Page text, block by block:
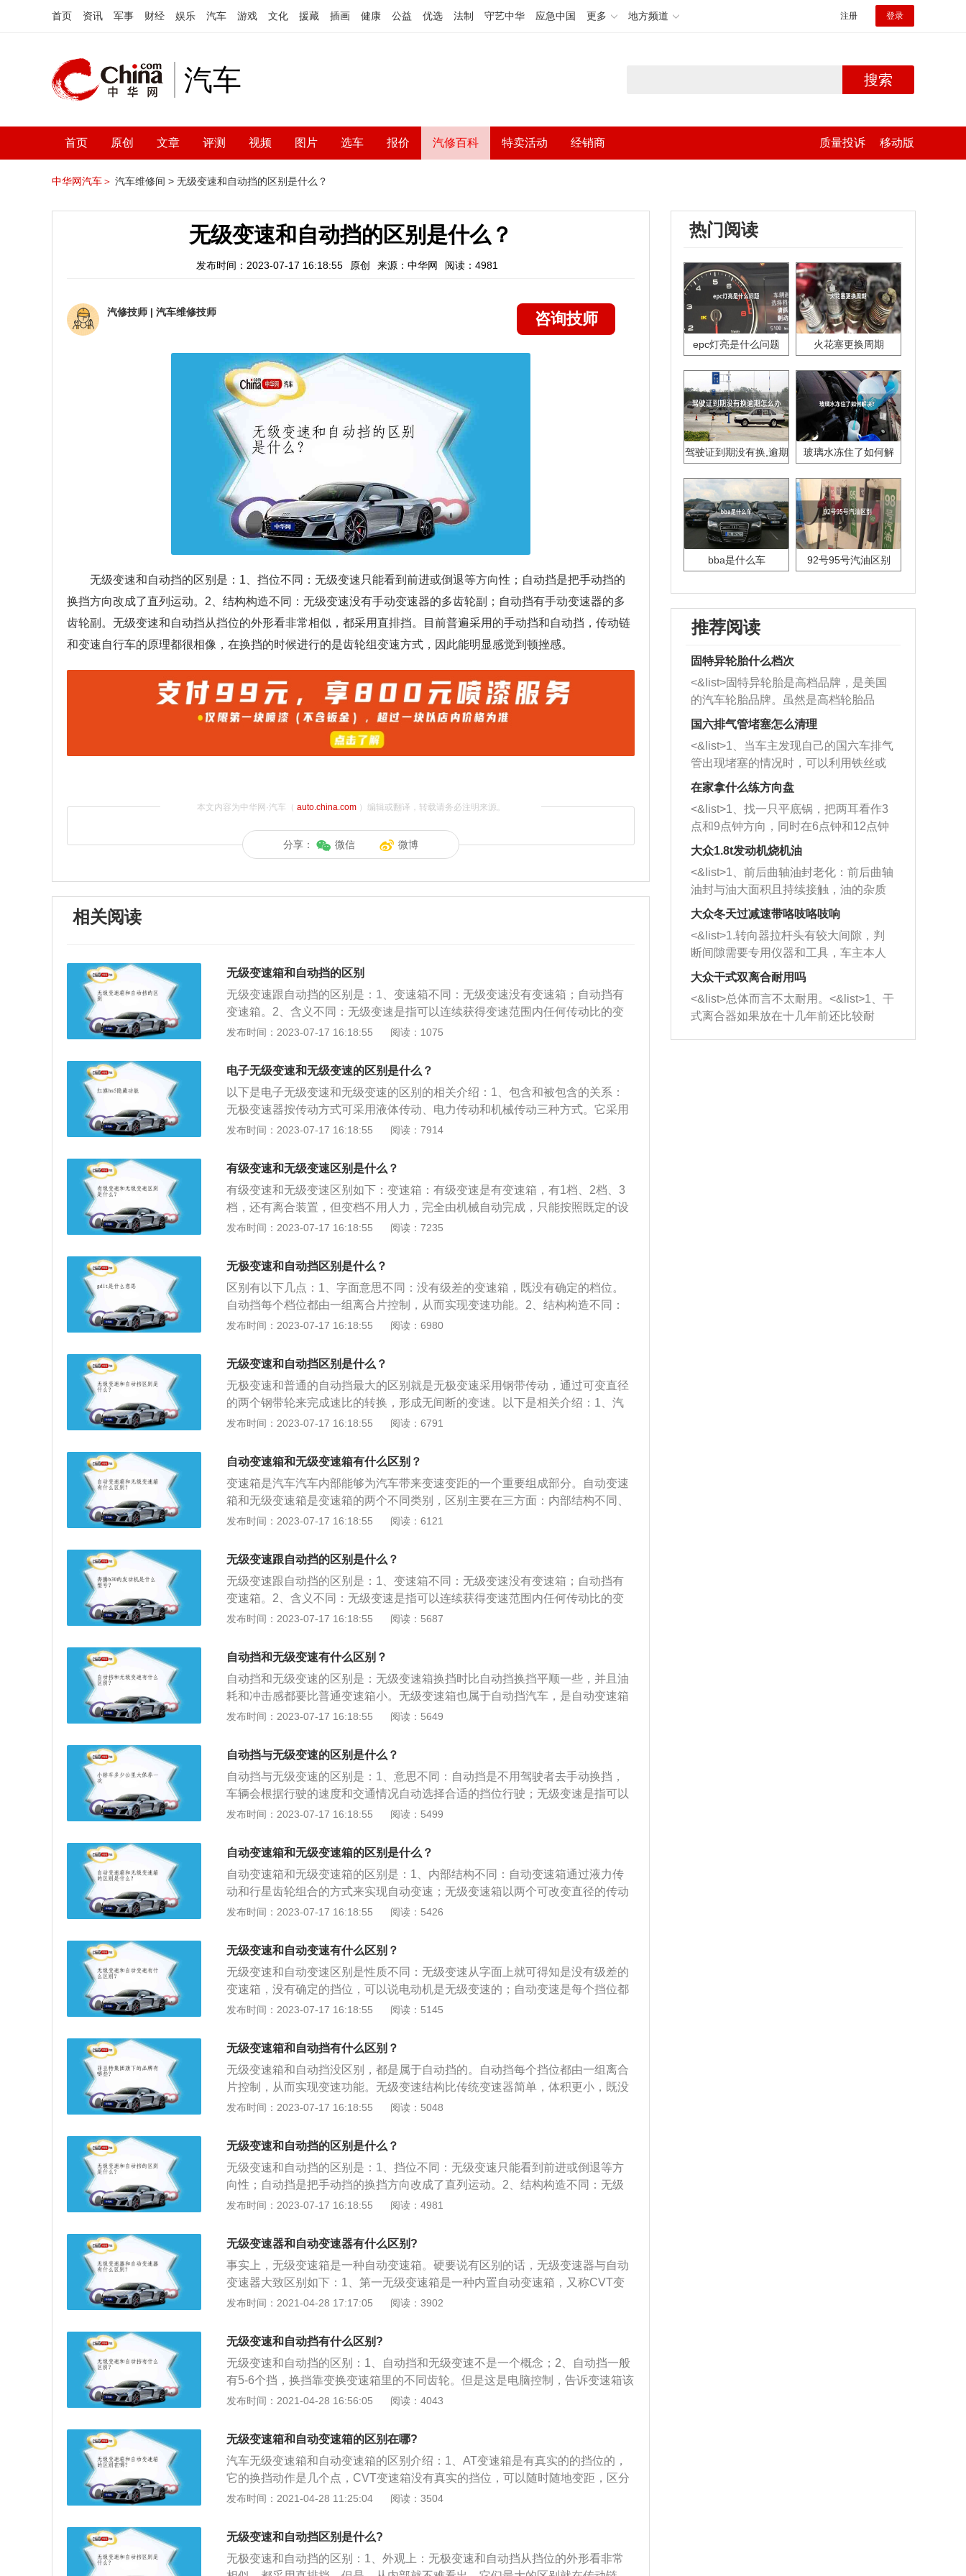
首页 资讯 军事 财经 娱乐 汽车 游戏 文化 援藏 插画 健康 公益 优选 法制 守艺中华 应急中国 更多 地方频道 注册 登录
汽车 搜索
首页 原创 文章 评测 视频 图片 选车 报价 汽修百科 特卖活动 经销商 质量投诉 移动版
中华网汽车＞ 汽车维修间 > 无级变速和自动挡的区别是什么？
无级变速和自动挡的区别是什么？
发布时间：2023-07-17 16:18:55 原创 来源：中华网 阅读：4981
汽修技师 | 汽车维修技师 咨询技师
无级变速和自动挡的区别是：1、挡位不同：无级变速只能看到前进或倒退等方向性；自动挡是把手动挡的
换挡方向改成了直列运动。2、结构构造不同：无级变速没有手动变速器的多齿轮副；自动挡有手动变速器的多
齿轮副。无级变速和自动挡从挡位的外形看非常相似，都采用直排挡。目前普遍采用的手动挡和自动挡，传动链
和变速自行车的原理都很相像，在换挡的时候进行的是齿轮组变速方式，因此能明显感觉到顿挫感。
本文内容为中华网·汽车（ auto.china.com）编辑或翻译，转载请务必注明来源。
分享： 微信 微博
相关阅读
无级变速箱和自动挡的区别
无级变速跟自动挡的区别是：1、变速箱不同：无级变速没有变速箱；自动挡有
变速箱。2、含义不同：无级变速是指可以连续获得变速范围内任何传动比的变
速系统；自动挡是指不用驾驶者去手动换挡，车辆会根据行驶的速度和交通情况
十分平稳，没有突跳的感觉；自动挡使汽车的车速变化平稳，没有传统变速器换
挡时那种顿的感觉。4、结构区别:CVT由两组传动盘和相同的传送带组成，而自
动挡由液压控制的齿轮传动系统组成，这意味着自动变速器和手动变速器的结构
相同，但CVT不同。5、变速方式的区别:自动档可以根据你的行驶速度自动改
变。无级变速器的方式不是通过齿轮来换挡，而是通过液压、电磁滑动、DC电
发布时间：2023-07-17 16:18:55 阅读：1075
电子无级变速和无级变速的区别是什么？
以下是电子无级变速和无级变速的区别的相关介绍：1、包含和被包含的关系：
无极变速器按传动方式可采用液体传动、电力传动和机械传动三种方式。它采用
传动带和工作直径可变的主、从动轮相配合来传递动力，可以实现传动比的连续
磁滑动式无极变速器在异步电动机中安装一电磁滑差离合器，通过改变其励磁电
流来调速，这属于一种较为落后的调速方式。直流电动机式通过改变磁通或改变
电枢电压实现调速。交流电动机式通过变极、调压和变频进行调速。3、传动的
特点不同机械传动的特点主要是转速稳定，滑动率小，工作可靠，具有恒功率机
械特性，传动效率较高，而且结构简单，维修方便，价格相对便宜；但零部件加
小功率传动。
发布时间：2023-07-17 16:18:55 阅读：7914
有级变速和无级变速区别是什么？
有级变速和无级变速区别如下：变速箱：有级变速是有变速箱，有1档、2档、3
档，还有离合装置，但变档不用人力，完全由机械自动完成，只能按照既定的设
计要求通过操纵机构分级进行变速，在自动变速器方面有应用。无级变速是指没
是以连续获得变速范围内任何传动比的变速系统。它的优点是加速快，平稳，没
有像有级变速的冲击感，油耗低。通过无级变速可以得到传动系与发动机工况最
佳匹配。
发布时间：2023-07-17 16:18:55 阅读：7235
无极变速和自动挡区别是什么？
区别有以下几点：1、字面意思不同：没有级差的变速箱，既没有确定的档位。
自动挡每个档位都由一组离合片控制，从而实现变速功能。2、结构构造不同：
无级变速结构比传统变速器简单，体积更小，既没有手动变速器的众多齿轮副，
变化。3、档位变化不同：自动档只是把手动挡的换档方向改成了直列运动，从
运动方向上能实现自动运动，但仍然是由低速到高度一级级的加减档。而无极变
速，从外观上已经看不见档位的递增递减标识，只能看到前进、倒退等方向性的
区别。无级变速在高速超车，高速过弯均比自动挡平稳。
发布时间：2023-07-17 16:18:55 阅读：6980
无级变速和自动挡区别是什么？
无极变速和普通的自动挡最大的区别就是无极变速采用钢带传动，通过可变直径
的两个钢带轮来完成速比的转换，形成无间断的变速。以下是相关介绍：1、汽
车变速箱类型：汽车的变速箱可分为手动变速箱（MT）和自动变速箱（AT）两
速箱）、AMT（半自动变速箱）、DTC（双离合变速箱）和CVT（无级变速箱）
这四种。无级变速其实就是自动挡的一种变速箱形式。2、CVT无级变速箱的优
点：由于没有了一般自动挡变速箱的传动齿轮，也就没有了自动挡变速箱的换挡
过程，由此带来的换档顿挫感也随之消失，因此CVT变速箱的动力输出在实际驾
驶中非常平顺。而且CVT的传动系统理论上挡位可以无限多，挡位设定更为自
易达到。3、CVT无级变速箱的缺点：相比传统自动挡变速箱而言，CVT应用于
汽车时间不长，这意味着CVT维护保养的成本比较高。CVT变速箱承受得扭矩有
限，除了奥迪A6的Multitronic变速箱，一般的CVT变速箱不能承受较大的载荷，
发布时间：2023-07-17 16:18:55 阅读：6791
自动变速箱和无级变速箱有什么区别？
变速箱是汽车汽车内部能够为汽车带来变速变距的一个重要组成部分。自动变速
箱和无级变速箱是变速箱的两个不同类别，区别主要在三方面：内部结构不同、
技术特性不同、工作原理不同。具体介绍如下：一、内部结构不同1、自动变速
行星齿轮机构、换挡执行机构、换挡控制系统、换挡操纵机构等装置组成。2.、
无级变速箱：以两个可改变直径的传动轮，中间套上传动带来传动，是将传动带
两端绕在一个锥形带轮上，带轮的外径大小靠油压大小进行无级的变化。二、技
术特性不同1、自动变速箱：变速比不是间断的点，而是一系列连续的值，从而
能更好地协调车辆外界行驶条件与发动机负载，可充分发挥发动机潜力，提高整
2、无级变速箱：可以在相当宽的范围内实现无级变速，从而获得传动系与发动
机工况的最佳匹配，提高整车的燃油经济性。三、工作原理不同1、自动变速
箱：发动机启动后，曲轴通过飞轮带动泵轮旋转，因旋转产生的离心力使泵轮叶
园周向的分速度，又有冲向涡轮的轴向分速度。2、无级变速箱：主动轮组和从
侧则固定。可动盘与固定盘都是锥面结构，它们的锥面形成V型槽来与V型金属传
动带啮合。
发布时间：2023-07-17 16:18:55 阅读：6121
无级变速跟自动挡的区别是什么？
无级变速跟自动挡的区别是：1、变速箱不同：无级变速没有变速箱；自动挡有
变速箱。2、含义不同：无级变速是指可以连续获得变速范围内任何传动比的变
速系统；自动挡是指不用驾驶者去手动换挡，车辆会根据行驶的速度和交通情况
十分平稳，没有突跳的感觉；自动挡使汽车的车速变化平稳，没有传统变速器换
挡时那种顿的感觉。
发布时间：2023-07-17 16:18:55 阅读：5687
自动挡和无级变速有什么区别？
自动挡和无级变速的区别是：无级变速箱换挡时比自动挡换挡平顺一些，并且油
耗和冲击感都要比普通变速箱小。无级变速箱也属于自动挡汽车，是自动变速箱
的升级版，和自动挡挡位的外形相似，都采用直排挡，内部的区别在传动链上，
有明显的顿挫感。自动挡是不用驾驶者去手动换挡，车辆会根据行驶的速度和交
通情况自动选择合适的挡位行驶。无级变速是自动挡车型变速箱中的一种，指可
以连续获得变速范围内任何传动比的变速系统。
发布时间：2023-07-17 16:18:55 阅读：5649
自动挡与无级变速的区别是什么？
自动挡与无级变速的区别是：1、意思不同：自动挡是不用驾驶者去手动换挡，
车辆会根据行驶的速度和交通情况自动选择合适的挡位行驶；无级变速是指可以
连续获得变速范围内任何传动比的变速系统。2、变速箱不同：自动挡有变速
动钥匙发动车辆；2、右脚踩住刹车，放下手刹；3、将挡位从p挡换到d挡；4、
挡位换到d挡后，右脚缓缓抬起刹车即可。
发布时间：2023-07-17 16:18:55 阅读：5499
自动变速箱和无级变速箱的区别是什么？
自动变速箱和无级变速箱的区别是：1、内部结构不同：自动变速箱通过液力传
动和行星齿轮组合的方式来实现自动变速；无级变速箱以两个可改变直径的传动
轮，中间套上传动带来传动。2、技术特性不同：自动变速箱变速比不是间断的
不同：自动变速箱发动机启动后，曲轴通过飞轮带动泵轮旋转；无级变速箱主动
轮组和从动轮组都由可动盘和固定盘组成，与油缸靠近的一侧带轮可以在轴上滑
动，另一侧是固定的。
发布时间：2023-07-17 16:18:55 阅读：5426
无级变速和自动变速有什么区别？
无级变速和自动变速区别是性质不同：无级变速从字面上就可得知是没有级差的
变速箱，没有确定的挡位，可以说电动机是无级变速的；自动变速是每个挡位都
由一组离合片控制，从而实现变速功能，自动变速箱采用电磁阀对离合片进行控
动、自动两种，手动变速箱主要由齿轮和轴组成，通过不同的齿轮组合产生变速
变矩；自动变速箱AT是由液力变扭器、行星齿轮、液压变距系统和液压操纵系统
组成，通过液力传递和齿轮组合的方式来达到变速变矩。
发布时间：2023-07-17 16:18:55 阅读：5145
无级变速箱和自动挡有什么区别？
无级变速箱和自动挡没区别，都是属于自动挡的。自动挡每个挡位都由一组离合
片控制，从而实现变速功能。无级变速结构比传统变速器简单，体积更小，既没
有手动变速器的众多齿轮副，也没有自动变速器复杂的行星齿轮组，主要靠两组
运动，从运动方向上能实现自动运动，但仍然是由低速到高度一级级的加减挡。
无极变速从外观上已经看不见挡位的递增递减标识，只能看到前进、倒退等方向
性的区别。无级变速在高速超车，高速过弯均比自动挡平稳。
发布时间：2023-07-17 16:18:55 阅读：5048
无级变速和自动挡的区别是什么？
无级变速和自动挡的区别是：1、挡位不同：无级变速只能看到前进或倒退等方
向性；自动挡是把手动挡的换挡方向改成了直列运动。2、结构构造不同：无级
变速没有手动变速器的多齿轮副；自动挡有手动变速器的多齿轮副。无级变速和
挡，传动链和变速自行车的原理都很相像，在换挡的时候进行的是齿轮组变速方
式，因此能明显感觉到顿挫感。
发布时间：2023-07-17 16:18:55 阅读：4981
无级变速器和自动变速器有什么区别?
事实上，无级变速箱是一种自动变速箱。硬要说有区别的话，无级变速器与自动
变速器大致区别如下：1、第一无级变速箱是一种内置自动变速箱，又称CVT变
速箱，比自动变速箱换挡更平稳；2、自动变速器，有固定几个传动比，有挡位
的，也就是说，它分为一、二、三、四挡，每个挡位的传动比是固定的，无级变
速器的传动比是线性的，比如，从零点几到几这样都是线性变化的。
发布时间：2021-04-28 17:17:05 阅读：3902
无级变速和自动挡有什么区别?
无级变速和自动挡的区别：1、自动挡和无级变速不是一个概念；2、自动挡一般
有5-6个挡，换挡靠变换变速箱里的不同齿轮。但是这是电脑控制，告诉变速箱该
挂哪个齿轮了，不用你手动并踩离合控制。换挡时有顿挫感。但是现在技术发
速箱内的齿轮工作原理和自动挡的不一样，加速就是加速，减速就是减速，感觉
不出有齿轮变化产生的顿挫感。但这种变速箱造价高，易坏，适合用在轿车上，
而不适用于越野等车型。因为会和发动机的功率及扭矩不匹配；4、这两种变速
箱都有N\/P\/D等挡位。N挡是空挡，P挡是停车挡，D挡是前进挡。你挂D挡时才
会涉及到你说的前进挡那几个挡位。R挡是倒挡，就一个齿轮，不分挡位。有的
发布时间：2021-04-28 16:56:05 阅读：4043
无级变速箱和自动变速箱的区别在哪?
汽车无级变速箱和自动变速箱的区别介绍：1、AT变速箱是有真实的的挡位的，
它的换挡动作是几个点，CVT变速箱没有真实的挡位，可以随时随地变距，区分
他们最好的方法就是，均匀给油起步加速；2、观察转速表的指针AT变速箱是有
慢的提升转速或维持在一个转速；3、两种变速箱的优缺点AT变速箱能够提供驾
驶员良好的驾驶感觉，CVT可以让车子变得更平顺，省油。
发布时间：2021-04-28 11:25:04 阅读：3504
无级变速和自动挡区别是什么?
无极变速和自动挡的区别：1、外观上：无极变速和自动挡从挡位的外形看非常
热门阅读
epc灯亮是什么问题 火花塞更换周期
驾驶证到期没有换,逾期
玻璃水冻住了如何解
bba是什么车 92号95号汽油区别
推荐阅读
固特异轮胎什么档次
<&list>固特异轮胎是高档品牌，是美国
的汽车轮胎品牌。虽然是高档轮胎品
牌，但是中高低端的轮胎都有生产，这
也是为了更好的开拓市场。
国六排气管堵塞怎么清理
<&list>1、当车主发现自己的国六车排气
管出现堵塞的情况时，可以利用铁丝或
者是细棍，直接将杂物给取出来，如果
堵塞情况比较严重，也可以采取应急措
施。 <&list>2、直接利用木棍将所有的
杂物推到排气管里面的位置处，然后将
三元催化器拆解开，就可以将堵塞的东
西取出来。但如果是因为积碳过多引起
的堵塞，就需要将三元催化器泡在草酸
洗剂对堵塞的情况得到解决，将清洗剂
放在燃油箱中，与燃油混合后，车辆启
动时，就可以和汽油一起进入到燃烧
室，最后形成废气排出，就可以让三元
催化器得到清洗，排气管堵塞的情况就
能够得到解决。
在家拿什么练方向盘
<&list>1、找一只平底锅，把两耳看作3
点和9点钟方向，同时在6点钟和12点钟
方向做一个标记。 <&list>2、双手握住
一圈半的练习，往右同样也要打相同的
圈数。 <&list>3、最后强调要反复练
习，这样就可以形成肌肉记忆，在真实
驾驶车辆时，不需要记忆也能打好方
向。
大众1.8t发动机烧机油
<&list>1、前后曲轴油封老化：前后曲轴
油封与油大面积且持续接触，油的杂质
和发动机内持续温度变化使其密封效果
逐渐减弱，导致渗油或漏油。<&list>2、
活塞间隙过大：积碳会使活塞环与缸体
的间隙扩大，导致机油流入燃烧室中，
造成烧机油。<&list>3、机油粘度。使用
机油粘度过小的话，同样会有烧机油现
象，机油粘度过小具有很好的流动性，
大众冬天过减速带咯吱咯吱响
<&list>1.转向器拉杆头有较大间隙，判
断间隙需要专用仪器和工具，车主本人
无法制作，需要将车辆送到修理厂或4s
店；<&list>2.车辆半轴套管防尘罩破
裂，破裂后会出现漏油现象，使半轴磨
损严重，磨损的半轴容易损坏，产生异
响；<&list>3.稳定器的转向胶套和球头
大众干式双离合耐用吗
<&list>总体而言不太耐用。<&list>1、干
式离合器如果放在十几年前还比较耐